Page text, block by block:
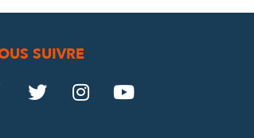
SUIVRE
Le

Le

Le
